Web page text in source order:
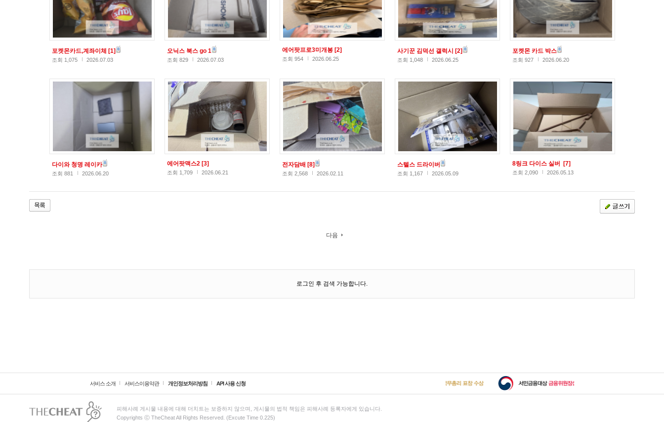
포켓몬카드,계좌이체 [1]
조회 1,075 2026.07.03
오닉스 북스 go 1
조회 829 2026.07.03
에어팟프로3미개봉 [2]
조회 954 2026.06.25
사기꾼 김덕선 갤럭시 [2]
조회 1,048 2026.06.25
포켓몬 카드 박스
조회 927 2026.06.20
다이와 청명 레이카
조회 881 2026.06.20
에어팟맥스2 [3]
조회 1,709 2026.06.21
전자담배 [8]
조회 2,568 2026.02.11
스텔스 드라이버
조회 1,167 2026.05.09
8링크 다이스 실버 [7]
조회 2,090 2026.05.13
다음
로그인 후 검색 가능합니다.
서비스 소개 서비스이용약관 개인정보처리방침 API 사용 신청
피해사례 게시물 내용에 대해 더치트는 보증하지 않으며, 게시물의 법적 책임은 피해사례 등록자에게 있습니다.
Copyrights ⓒ TheCheat All Rights Reserved. (Excute Time 0.225)